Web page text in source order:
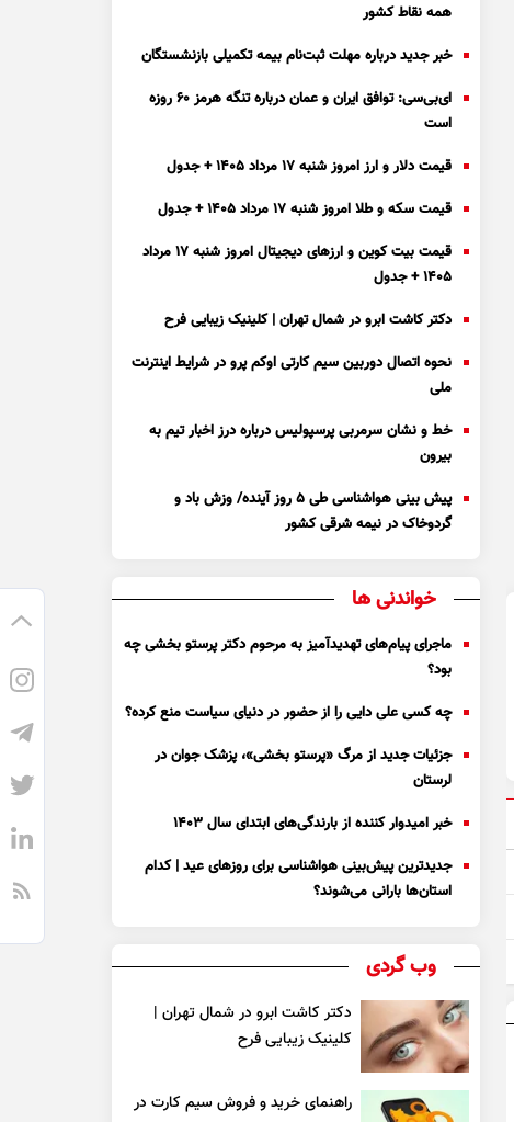
همه نقاط کشور
خبر جدید درباره مهلت ثبت‌نام بیمه تکمیلی بازنشستگان
ای‌بی‌سی: توافق ایران و عمان درباره تنگه هرمز ۶۰ روزه
است
قیمت دلار و ارز امروز شنبه ۱۷ مرداد ۱۴۰۵ + جدول
قیمت سکه و طلا امروز شنبه ۱۷ مرداد ۱۴۰۵ + جدول
قیمت بیت کوین و ارز‌های دیجیتال امروز شنبه ۱۷ مرداد
۱۴۰۵ + جدول
دکتر کاشت ابرو در شمال تهران | کلینیک زیبایی فرح
نحوه اتصال دوربین سیم کارتی اوکم پرو در شرایط اینترنت
ملی
خط و نشان سرمربی پرسپولیس درباره درز اخبار تیم به
بیرون
پیش بینی هواشناسی طی ۵ روز آینده/ وزش باد و
گردوخاک در نیمه شرقی کشور
خواندنی ها
ماجرای پیام‌های تهدیدآمیز به مرحوم دکتر پرستو بخشی چه
بود؟
چه کسی علی دایی را از حضور در دنیای سیاست منع کرده؟
جزئیات جدید از مرگ «پرستو بخشی»، پزشک جوان در
لرستان
خبر امیدوار کننده از بارندگی‌های ابتدای سال ۱۴۰۳
جدیدترین پیش‌بینی هواشناسی برای روزهای عید | کدام
استان‌ها بارانی می‌شوند؟
وب گردی
دکتر کاشت ابرو در شمال تهران |
کلینیک زیبایی فرح
راهنمای خرید و فروش سیم کارت در